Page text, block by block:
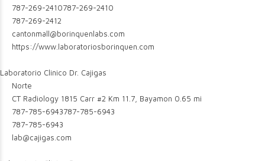
787-269-2410787-269-2410
787-269-2412
cantonmall@borinquenlabs.com
https://www.laboratoriosborinquen.com
Laboratorio Clinico Dr. Cajigas
Norte
CT Radiology 1815 Carr #2 Km 11.7, Bayamon 0.65 mi
787-785-6943787-785-6943
787-785-6943
lab@cajigas.com